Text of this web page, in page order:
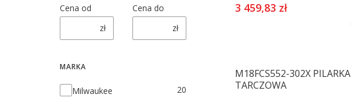
Cena od
zł
Cena do
zł
MARKA
Marka
Milwaukee 20
3 459,83 zł
M18FCS552-302X PILARKA
TARCZOWA